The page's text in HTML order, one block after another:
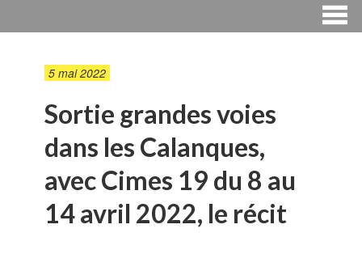
5 mai 2022
Sortie grandes voies
dans les Calanques,
avec Cimes 19 du 8 au
14 avril 2022, le récit